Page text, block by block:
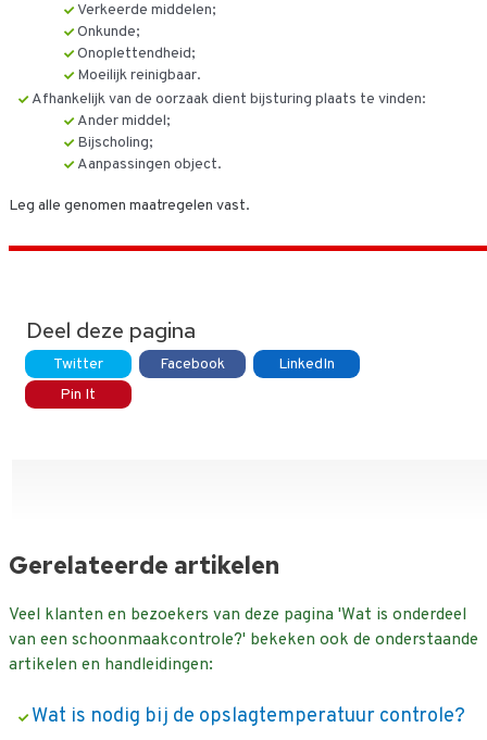
Verkeerde middelen;
Onkunde;
Onoplettendheid;
Moeilijk reinigbaar.
Afhankelijk van de oorzaak dient bijsturing plaats te vinden:
Ander middel;
Bijscholing;
Aanpassingen object.
Leg alle genomen maatregelen vast.
Deel deze pagina
Twitter Facebook
LinkedIn
Pin It
Gerelateerde artikelen
Veel klanten en bezoekers van deze pagina 'Wat is onderdeel
van een schoonmaakcontrole?' bekeken ook de onderstaande
artikelen en handleidingen:
Wat is nodig bij de opslagtemperatuur controle?